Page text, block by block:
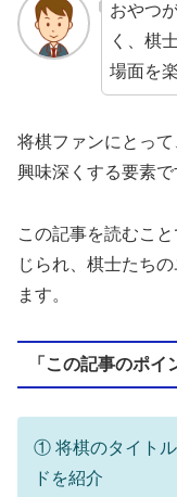
おやつ
く、棋
場面を
将棋ファンにとっ
興味深くする要素で
この記事を読むこ
じられ、棋士たち
ます。
「この記事のポイ
① 将棋のタイト
ドを紹介